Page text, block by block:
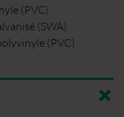
(PVC)
(SWA)
(PVC)